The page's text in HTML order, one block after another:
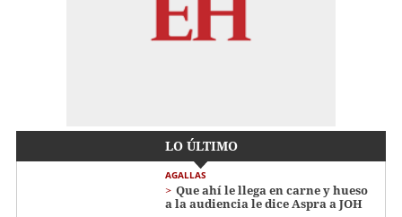
LO ÚLTIMO
AGALLAS
Que ahí le llega en carne y hueso
a la audiencia le dice Aspra a JOH